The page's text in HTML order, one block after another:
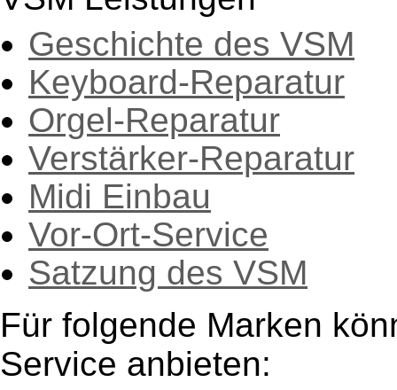
Geschichte des VSM
Keyboard-Reparatur
Orgel-Reparatur
Verstärker-Reparatur
Midi Einbau
Vor-Ort-Service
Satzung des VSM
Für folgende Marken
Service anbieten: